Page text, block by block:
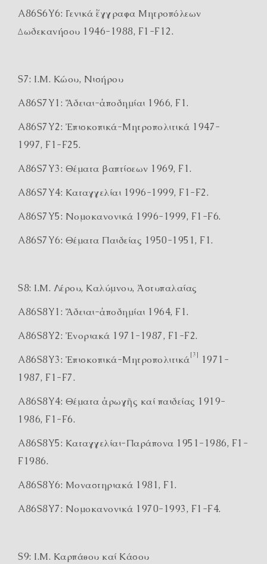
A86S6Y6: Γενικά ἔγγραφα Μητροπόλεων
Δωδεκανήσου 1946-1988, F1-F12.
S7: Ι.Μ. Κώου, Νισήρου
A86S7Y1: Ἄδειαι-ἀποδημίαι 1966, F1.
A86S7Y2: Ἐπισκοπικά-Μητροπολιτικά 1947-
1997, F1-F25.
A86S7Y3: Θέματα βαπτίσεων 1969, F1.
A86S7Y4: Καταγγελίαι 1996-1999, F1-F2.
A86S7Y5: Νομοκανονικά 1996-1999, F1-F6.
A86S7Y6: Θέματα Παιδείας 1950-1951, F1.
S8: Ι.Μ. Λέρου, Καλύμνου, Ἀστυπαλαίας
A86S8Y1: Ἄδειαι-ἀποδημίαι 1964, F1.
A86S8Y2: Ἐνοριακά 1971-1987, F1-F2.
A86S8Y3: Ἐπισκοπικά-Μητροπολιτικά[3]
1971-
1987, F1-F7.
A86S8Y4: Θέματα ἀρωγῆς καί παιδείας 1919-
1986, F1-F6.
A86S8Y5: Καταγγελίαι-Παράπονα 1951-1986, F1-
F1986.
A86S8Y6: Μοναστηριακά 1981, F1.
A86S8Y7: Νομοκανονικά 1970-1993, F1-F4.
S9: Ι.Μ. Καρπάθου καί Κάσου